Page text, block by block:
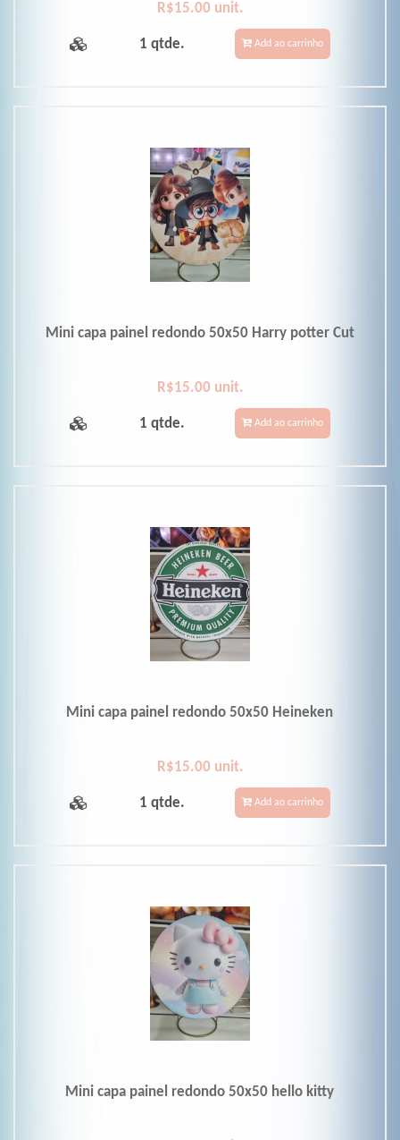
R$15.00 unit.
1 qtde. Add ao carrinho
Mini capa painel redondo 50x50 Harry potter Cut
R$15.00 unit.
1 qtde. Add ao carrinho
Mini capa painel redondo 50x50 Heineken
R$15.00 unit.
1 qtde. Add ao carrinho
Mini capa painel redondo 50x50 hello kitty